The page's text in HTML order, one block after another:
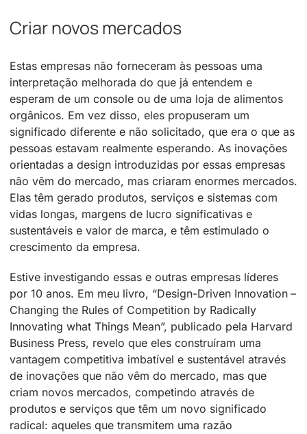
Criar novos mercados
Estas empresas não forneceram às pessoas uma
interpretação melhorada do que já entendem e
esperam de um console ou de uma loja de alimentos
orgânicos. Em vez disso, eles propuseram um
significado diferente e não solicitado, que era o que as
pessoas estavam realmente esperando. As inovações
orientadas a design introduzidas por essas empresas
não vêm do mercado, mas criaram enormes mercados.
Elas têm gerado produtos, serviços e sistemas com
vidas longas, margens de lucro significativas e
sustentáveis​​ e valor de marca, e têm estimulado o
crescimento da empresa.
Estive investigando essas e outras empresas líderes
por 10 anos. Em meu livro, “Design-Driven Innovation –
Changing the Rules of Competition by Radically
Innovating what Things Mean”, publicado pela Harvard
Business Press, revelo que eles construíram uma
vantagem competitiva imbatível e sustentável através
de inovações que não vêm do mercado, mas que
criam novos mercados, competindo através de
produtos e serviços que têm um novo significado
radical: aqueles que transmitem uma razão